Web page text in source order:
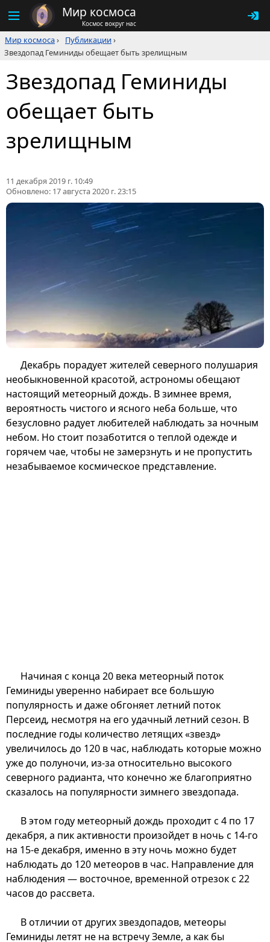
Мир космоса
Космос вокруг нас
Мир космоса› Публикации›
Звездопад Геминиды обещает быть зрелищным
Звездопад Геминиды
обещает быть
зрелищным
11 декабря 2019 г. 10:49
Обновлено: 17 августа 2020 г. 23:15
Декабрь порадует жителей северного полушария
необыкновенной красотой, астрономы обещают
настоящий метеорный дождь. В зимнее время,
вероятность чистого и ясного неба больше, что
безусловно радует любителей наблюдать за ночным
небом. Но стоит позаботится о теплой одежде и
горячем чае, чтобы не замерзнуть и не пропустить
незабываемое космическое представление.
Начиная с конца 20 века метеорный поток
Геминиды уверенно набирает все большую
популярность и даже обгоняет летний поток
Персеид, несмотря на его удачный летний сезон. В
последние годы количество летящих «звезд»
увеличилось до 120 в час, наблюдать которые можно
уже до полуночи, из-за относительно высокого
северного радианта, что конечно же благоприятно
сказалось на популярности зимнего звездопада.
В этом году метеорный дождь проходит с 4 по 17
декабря, а пик активности произойдет в ночь с 14-го
на 15-е декабря, именно в эту ночь можно будет
наблюдать до 120 метеоров в час. Направление для
наблюдения — восточное, временной отрезок с 22
часов до рассвета.
В отличии от других звездопадов, метеоры
Геминиды летят не на встречу Земле, а как бы